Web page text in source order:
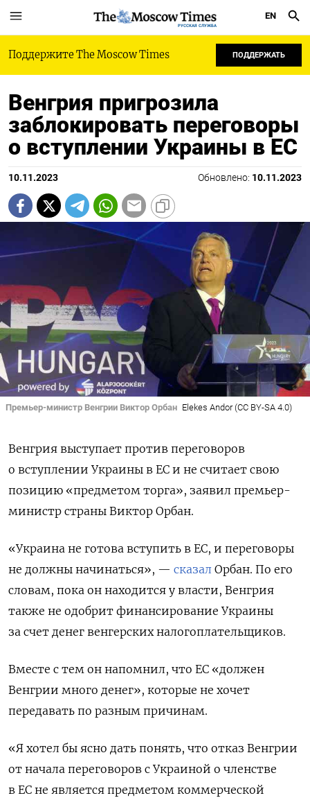
РУССКАЯ СЛУЖБА
EN
Поддержите The Moscow Times ПОДДЕРЖАТЬ
Венгрия пригрозила
заблокировать переговоры
о вступлении Украины в ЕС
10.11.2023 Обновлено: 10.11.2023
Премьер-министр Венгрии Виктор Орбан Elekes Andor (CC BY-SA 4.0)
Венгрия выступает против переговоров
о вступлении Украины в ЕС и не считает свою
позицию «предметом торга», заявил премьер-
министр страны Виктор Орбан.
«Украина не готова вступить в ЕС, и переговоры
не должны начинаться», — сказал Орбан. По его
словам, пока он находится у власти, Венгрия
также не одобрит финансирование Украины
за счет денег венгерских налогоплательщиков.
Вместе с тем он напомнил, что ЕС «должен
Венгрии много денег», которые не хочет
передавать по разным причинам.
«Я хотел бы ясно дать понять, что отказ Венгрии
от начала переговоров с Украиной о членстве
в ЕС не является предметом коммерческой